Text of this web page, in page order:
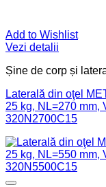
Add to Wishlist
Vezi detalii
Șine de corp și
Laterală din oţel
25 kg, NL=270 mm,
320N2700C15